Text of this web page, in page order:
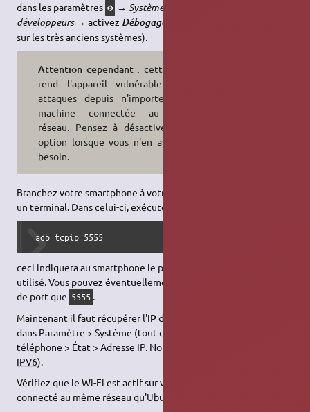
dans les paramètres ⚙ →Système
développeurs→ activez Débogage sans fil
sur les très anciens systèmes).
Attention cependant : cette action
rend l'appareil vulnérable à des
attaques depuis n'importe quelle
machine connectée au même
réseau. Pensez à désactiver cette
option lorsque vous n'en avez plus
besoin.
Branchez votre smartphone à votre PC via un câble, et ouvrez
un terminal. Dans celui-ci, exécutez :
adb tcpip 5555
ceci indiquera au smartphone le port de connexion qui sera
utilisé. Vous pouvez éventuellement choisir un autre numéro
de port que 5555 .
Maintenant il faut récupérer l'IPde votre smartphone : allez
dans Paramètre > Système (tout en bas) > À propos du
téléphone > État > Adresse IP. Notez cette adresse (en
IPV6).
Vérifiez que le Wi-Fi est actif sur votre téléphone, et qu'il est
connecté au même réseau qu'Ubuntu.